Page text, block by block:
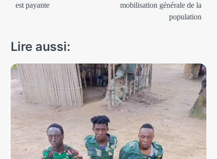
est payante
mobilisation générale de la
population
Lire aussi: